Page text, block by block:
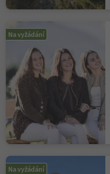
Na vyžádání
Na vyžádání